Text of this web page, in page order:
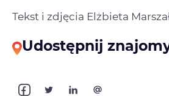
Tekst i zdjęcia Elżbieta
Udostępnij